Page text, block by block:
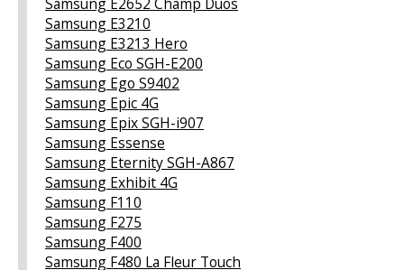
Samsung E3210
Samsung E3213 Hero
Samsung Eco SGH-E200
Samsung Ego S9402
Samsung Epic 4G
Samsung Epix SGH-i907
Samsung Essense
Samsung Eternity SGH-A867
Samsung Exhibit 4G
Samsung F110
Samsung F275
Samsung F400
Samsung F480 La Fleur Touch